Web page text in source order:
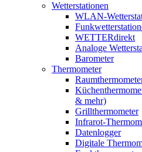
Wetterstationen
WLAN-
WETTERdirekt
Analoge
Barometer
Thermometer
& mehr)
Grillthermometer
Infrarot-
Datenlogger
Digitale